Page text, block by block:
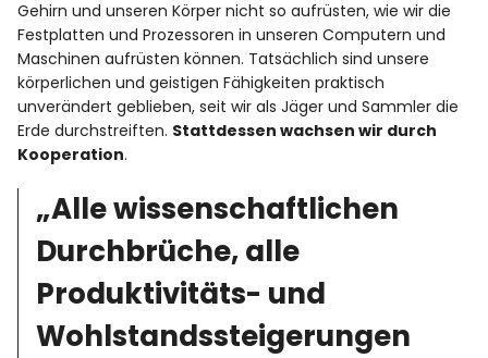
Gehirn und unseren Körper nicht so aufrüsten, wie wir die
Festplatten und Prozessoren in unseren Computern und
Maschinen aufrüsten können. Tatsächlich sind unsere
körperlichen und geistigen Fähigkeiten praktisch
unverändert geblieben, seit wir als Jäger und Sammler die
Erde durchstreiften. Stattdessen wachsen wir durch
Kooperation.
„Alle wissenschaftlichen
Durchbrüche, alle
Produktivitäts- und
Wohlstandssteigerungen